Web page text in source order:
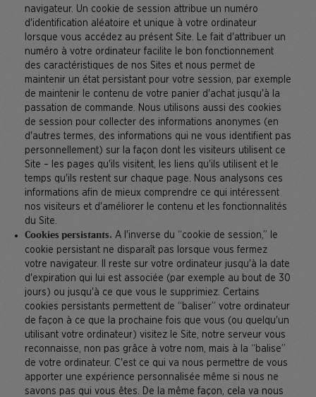
navigateur. Un cookie de session attribue un numéro
d'identification aléatoire et unique à votre ordinateur
lorsque vous accédez au présent Site. Le fait d'attribuer un
numéro à votre ordinateur facilite le bon fonctionnement
des caractéristiques de nos Sites et nous permet de
maintenir un état persistant pour votre session, par exemple
de maintenir le contenu de votre panier d'achat jusqu'à la
passation de commande. Nous utilisons aussi des cookies
de session pour collecter des informations anonymes (en
d'autres termes, des informations qui ne vous identifient pas
personnellement) sur la façon dont les visiteurs utilisent ce
Site – les pages qu'ils visitent, les liens qu'ils utilisent et le
temps qu'ils restent sur chaque page. Nous analysons ces
informations afin de mieux comprendre ce qui intéressent
nos visiteurs et d'améliorer le contenu et les fonctionnalités
du Site.
Cookies persistants. A l'inverse du “cookie de session,” le
cookie persistant ne disparaît pas lorsque vous fermez
votre navigateur. Il reste sur votre ordinateur jusqu'à la date
d'expiration qui lui est associée (par exemple au bout de 30
jours) ou jusqu'à ce que vous le supprimiez. Certains
cookies persistants permettent de “baliser” votre ordinateur
de façon à ce que la prochaine fois que vous (ou quelqu'un
utilisant votre ordinateur) visitez le Site, notre serveur vous
reconnaisse, non pas grâce à votre nom, mais à la “balise”
de votre ordinateur. C'est ce qui va nous permettre de vous
apporter une expérience personnalisée même si nous ne
savons pas qui vous êtes. De la même façon, cela va nous